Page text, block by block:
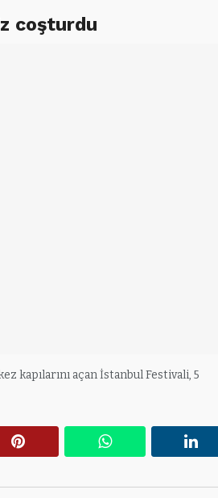
coşturdu
kapılarını açan İstanbul Festivali, 5